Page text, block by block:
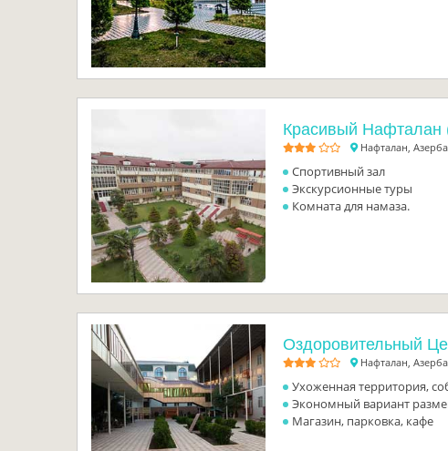
Красивый Нафталан
Нафталан,
Спортивный зал
Экскурсионные туры
Комната для намаза.
Оздоровительный
Нафталан,
Ухоженная территория,
Экономный вариант
Магазин, парковка, кафе